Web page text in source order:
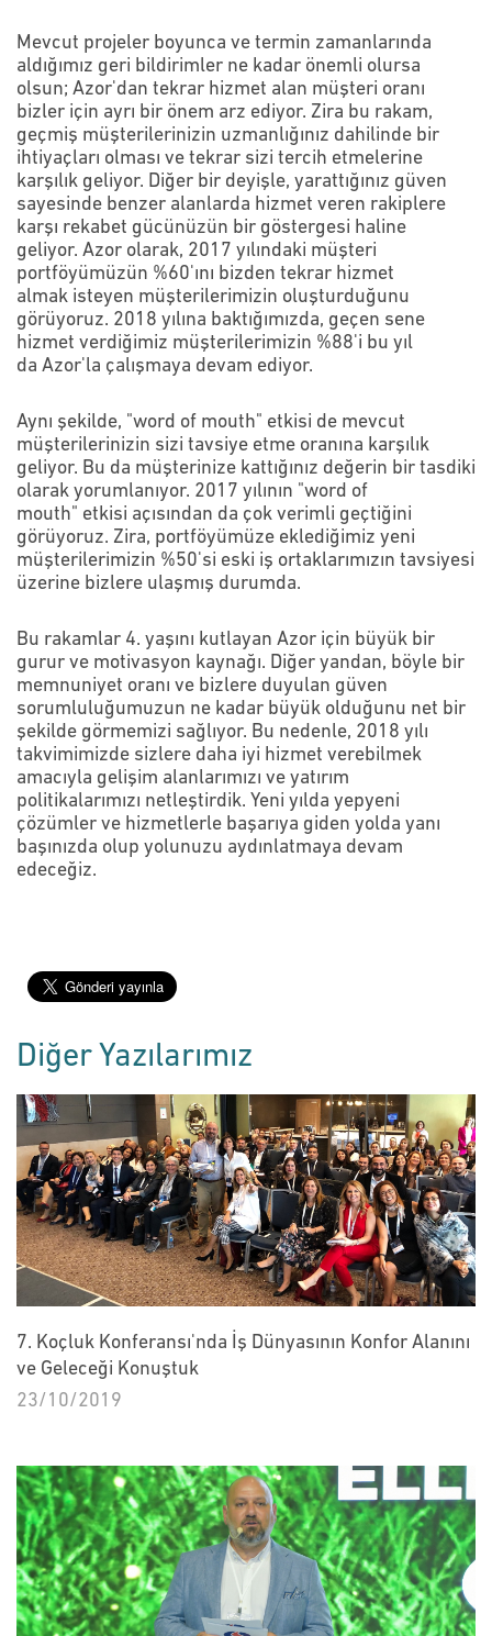
Mevcut projeler boyunca ve termin zamanlarında
aldığımız geri bildirimler ne kadar önemli olursa
olsun; Azor'dan tekrar hizmet alan müşteri oranı
bizler için ayrı bir önem arz ediyor. Zira bu rakam,
geçmiş müşterilerinizin uzmanlığınız dahilinde bir
ihtiyaçları olması ve tekrar sizi tercih etmelerine
karşılık geliyor. Diğer bir deyişle, yarattığınız güven
sayesinde benzer alanlarda hizmet veren rakiplere
karşı rekabet gücünüzün bir göstergesi haline
geliyor. Azor olarak, 2017 yılındaki müşteri
portföyümüzün %60'ını bizden tekrar hizmet
almak isteyen müşterilerimizin oluşturduğunu
görüyoruz. 2018 yılına baktığımızda, geçen sene
hizmet verdiğimiz müşterilerimizin %88'i bu yıl
da Azor'la çalışmaya devam ediyor.
Aynı şekilde, "word of mouth" etkisi de mevcut
müşterilerinizin sizi tavsiye etme oranına karşılık
geliyor. Bu da müşterinize kattığınız değerin bir tasdiki
olarak yorumlanıyor. 2017 yılının "word of
mouth" etkisi açısından da çok verimli geçtiğini
görüyoruz. Zira, portföyümüze eklediğimiz yeni
müşterilerimizin %50'si eski iş ortaklarımızın tavsiyesi
üzerine bizlere ulaşmış durumda.
Bu rakamlar 4. yaşını kutlayan Azor için büyük bir
gurur ve motivasyon kaynağı. Diğer yandan, böyle bir
memnuniyet oranı ve bizlere duyulan güven
sorumluluğumuzun ne kadar büyük olduğunu net bir
şekilde görmemizi sağlıyor. Bu nedenle, 2018 yılı
takvimimizde sizlere daha iyi hizmet verebilmek
amacıyla gelişim alanlarımızı ve yatırım
politikalarımızı netleştirdik. Yeni yılda yepyeni
çözümler ve hizmetlerle başarıya giden yolda yanı
başınızda olup yolunuzu aydınlatmaya devam
edeceğiz.
Diğer Yazılarımız
7. Koçluk Konferansı'nda İş Dünyasının Konfor Alanını
ve Geleceği Konuştuk
23/10/2019